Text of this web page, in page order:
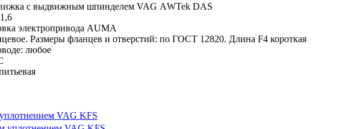
c выдвижным шпинделем VAG АWTek DAS
электропривода AUMA
Размеры фланцев и отверстий: по ГОСТ 12820. Длина F4 короткая
любое
VAG KFS